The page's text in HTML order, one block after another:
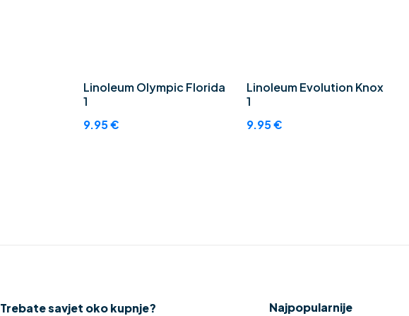
Linoleum Olympic Florida
1
9.95€
Linoleum Evolution Knox
1
9.95€
Trebate savjet oko kupnje? Najpopularnije